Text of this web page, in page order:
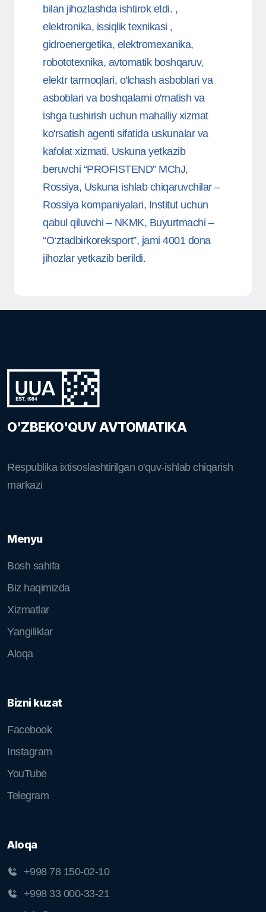
bilan jihozlashda ishtirok etdi. ,
elektronika, issiqlik texnikasi ,
gidroenergetika, elektromexanika,
robototexnika, avtomatik boshqaruv,
elektr tarmoqlari, o'lchash asboblari va
asboblari va boshqalarni o'rnatish va
ishga tushirish uchun mahalliy xizmat
ko'rsatish agenti sifatida uskunalar va
kafolat xizmati. Uskuna yetkazib
beruvchi “PROFISTEND” MChJ,
Rossiya, Uskuna ishlab chiqaruvchilar –
Rossiya kompaniyalari, Institut uchun
qabul qiluvchi – NKMK, Buyurtmachi –
“O‘ztadbirkoreksport”, jami 4001 dona
jihozlar yetkazib berildi.
O'ZBEKO'QUV AVTOMATIKA
Respublika ixtisoslashtirilgan o'quv-ishlab chiqarish
markazi
Menyu
Bosh sahifa
Biz haqimizda
Xizmatlar
Yangiliklar
Aloqa
Bizni kuzat
Facebook
Instagram
YouTube
Telegram
Aloqa
+998 78 150-02-10
+998 33 000-33-21